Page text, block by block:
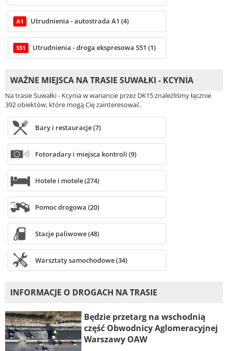
A1 Utrudnienia - autostrada A1 (4)
S51 Utrudnienia - droga ekspresowa S51 (1)
WAŻNE MIEJSCA NA TRASIE SUWAŁKI - KCYNIA
Na trasie Suwałki - Kcynia w wariancie przez DK15 znaleźliśmy łącznie
392 obiektów, które mogą Cię zainteresować.
Bary i restauracje (7)
Fotoradary i miejsca kontroli (9)
Hotele i motele (274)
Pomoc drogowa (20)
Stacje paliwowe (48)
Warsztaty samochodowe (34)
INFORMACJE O DROGACH NA TRASIE
Będzie przetarg na wschodnią
część Obwodnicy Aglomeracyjnej
Warszawy OAW